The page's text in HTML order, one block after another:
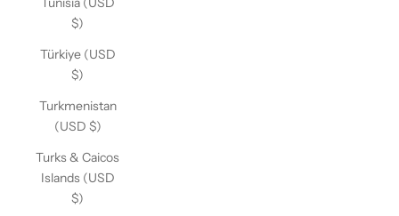
$)
Türkiye (USD
$)
Turkmenistan
(USD $)
Turks & Caicos
Islands (USD
$)